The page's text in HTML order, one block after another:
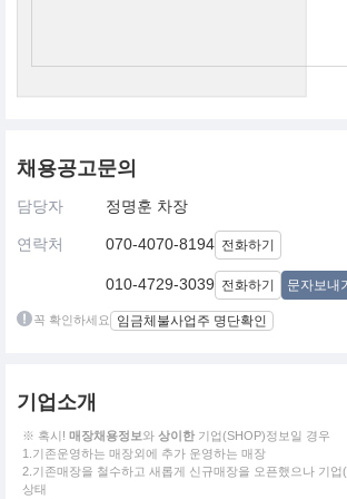
채용공고문의
담당자 정명훈 차장
연락처 070-4070-8194 전화하기
010-4729-3039 전화하기 문자보내기
꼭 확인하세요 임금체불사업주 명단확인
기업소개
※ 혹시! 매장채용정보와 상이한 기업(SHOP)정보일 경우
1.기존운영하는 매장외에 추가 운영하는 매장
2.기존매장을 철수하고 새롭게 신규매장을 오픈했으나 기업
상태